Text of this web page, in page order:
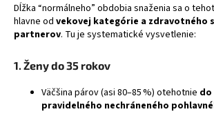
Dĺžka “normálneho” obdobia snaženia sa o
hlavne od vekovej kategórie a zdravotného
partnerov. Tu je systematické vysvetlenie:
1. Ženy do 35 rokov
Väčšina párov (asi 80–85 %) otehotnie do
pravidelného nechráneného
t
r
b